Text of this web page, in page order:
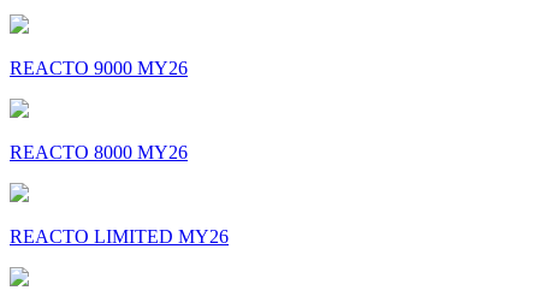
REACTO 9000 MY26
REACTO 8000 MY26
REACTO LIMITED MY26